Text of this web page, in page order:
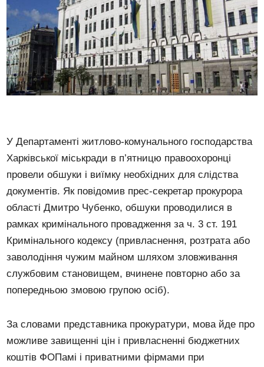
У Департаменті житлово-комунального господарства
Харківської міськради в п’ятницю правоохоронці
провели обшуки і виїмку необхідних для слідства
документів. Як повідомив прес-секретар прокурора
області Дмитро Чубенко, обшуки проводилися в
рамках кримінального провадження за ч. 3 ст. 191
Кримінального кодексу (привласнення, розтрата або
заволодіння чужим майном шляхом зловживання
службовим становищем, вчинене повторно або за
попередньою змовою групою осіб).
За словами представника прокуратури, мова йде про
можливе завищенні цін і привласненні бюджетних
коштів ФОПамі і приватними фірмами при